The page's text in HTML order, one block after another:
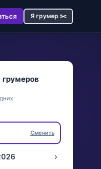
Я грумер ✂️
Сменить
›